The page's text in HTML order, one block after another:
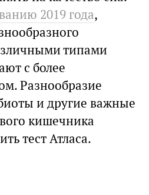
2019 года,
типами
с более
Разнообразие
и другие важные
кишечника
тест Атласа.